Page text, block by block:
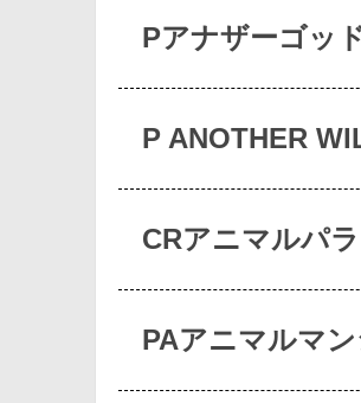
Pアナザーゴッ
P ANOTHER
CRアニマルパ
PAアニマルマ